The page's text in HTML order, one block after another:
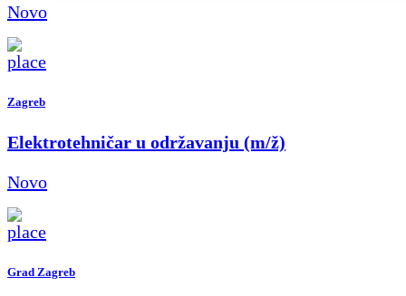
Novo
Zagreb
Elektrotehničar u održavanju (m/ž)
Novo
Grad Zagreb